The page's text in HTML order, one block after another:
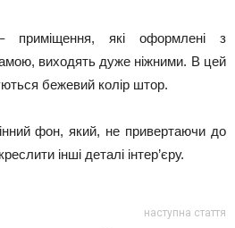
приміщення, які оформлені з
виходять дуже ніжними. В цей
бежевий колір штор.
фон, який, не привертаючи до
інші деталі інтер’єру.
наступна стаття